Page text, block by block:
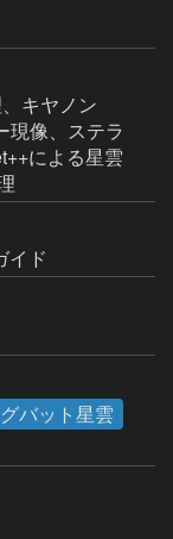
キヤノン
現像、ステラ
による星雲
イド
バット星雲